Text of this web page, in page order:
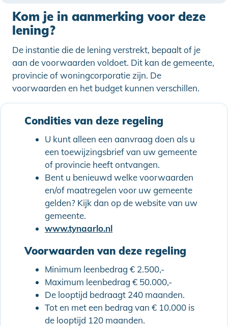
Kom je in aanmerking voor deze
lening?
De instantie die de lening verstrekt, bepaalt of je
aan de voorwaarden voldoet. Dit kan de gemeente,
provincie of woningcorporatie zijn. De
voorwaarden en het budget kunnen verschillen.
Condities van deze regeling
U kunt alleen een aanvraag doen als u
een toewijzingsbrief van uw gemeente
of provincie heeft ontvangen.
Bent u benieuwd welke voorwaarden
en/of maatregelen voor uw gemeente
gelden? Kijk dan op de website van uw
gemeente.
www.tynaarlo.nl
Voorwaarden van deze regeling
Minimum leenbedrag € 2.500,-
Maximum leenbedrag € 50.000,-
De looptijd bedraagt 240 maanden.
Tot en met een bedrag van € 10.000 is
de looptijd 120 maanden.